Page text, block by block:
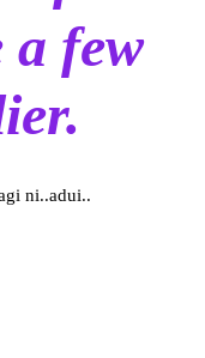
a few
ni..adui..